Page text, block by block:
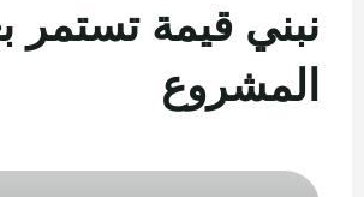
نبني قيمة تستمر
المشروع